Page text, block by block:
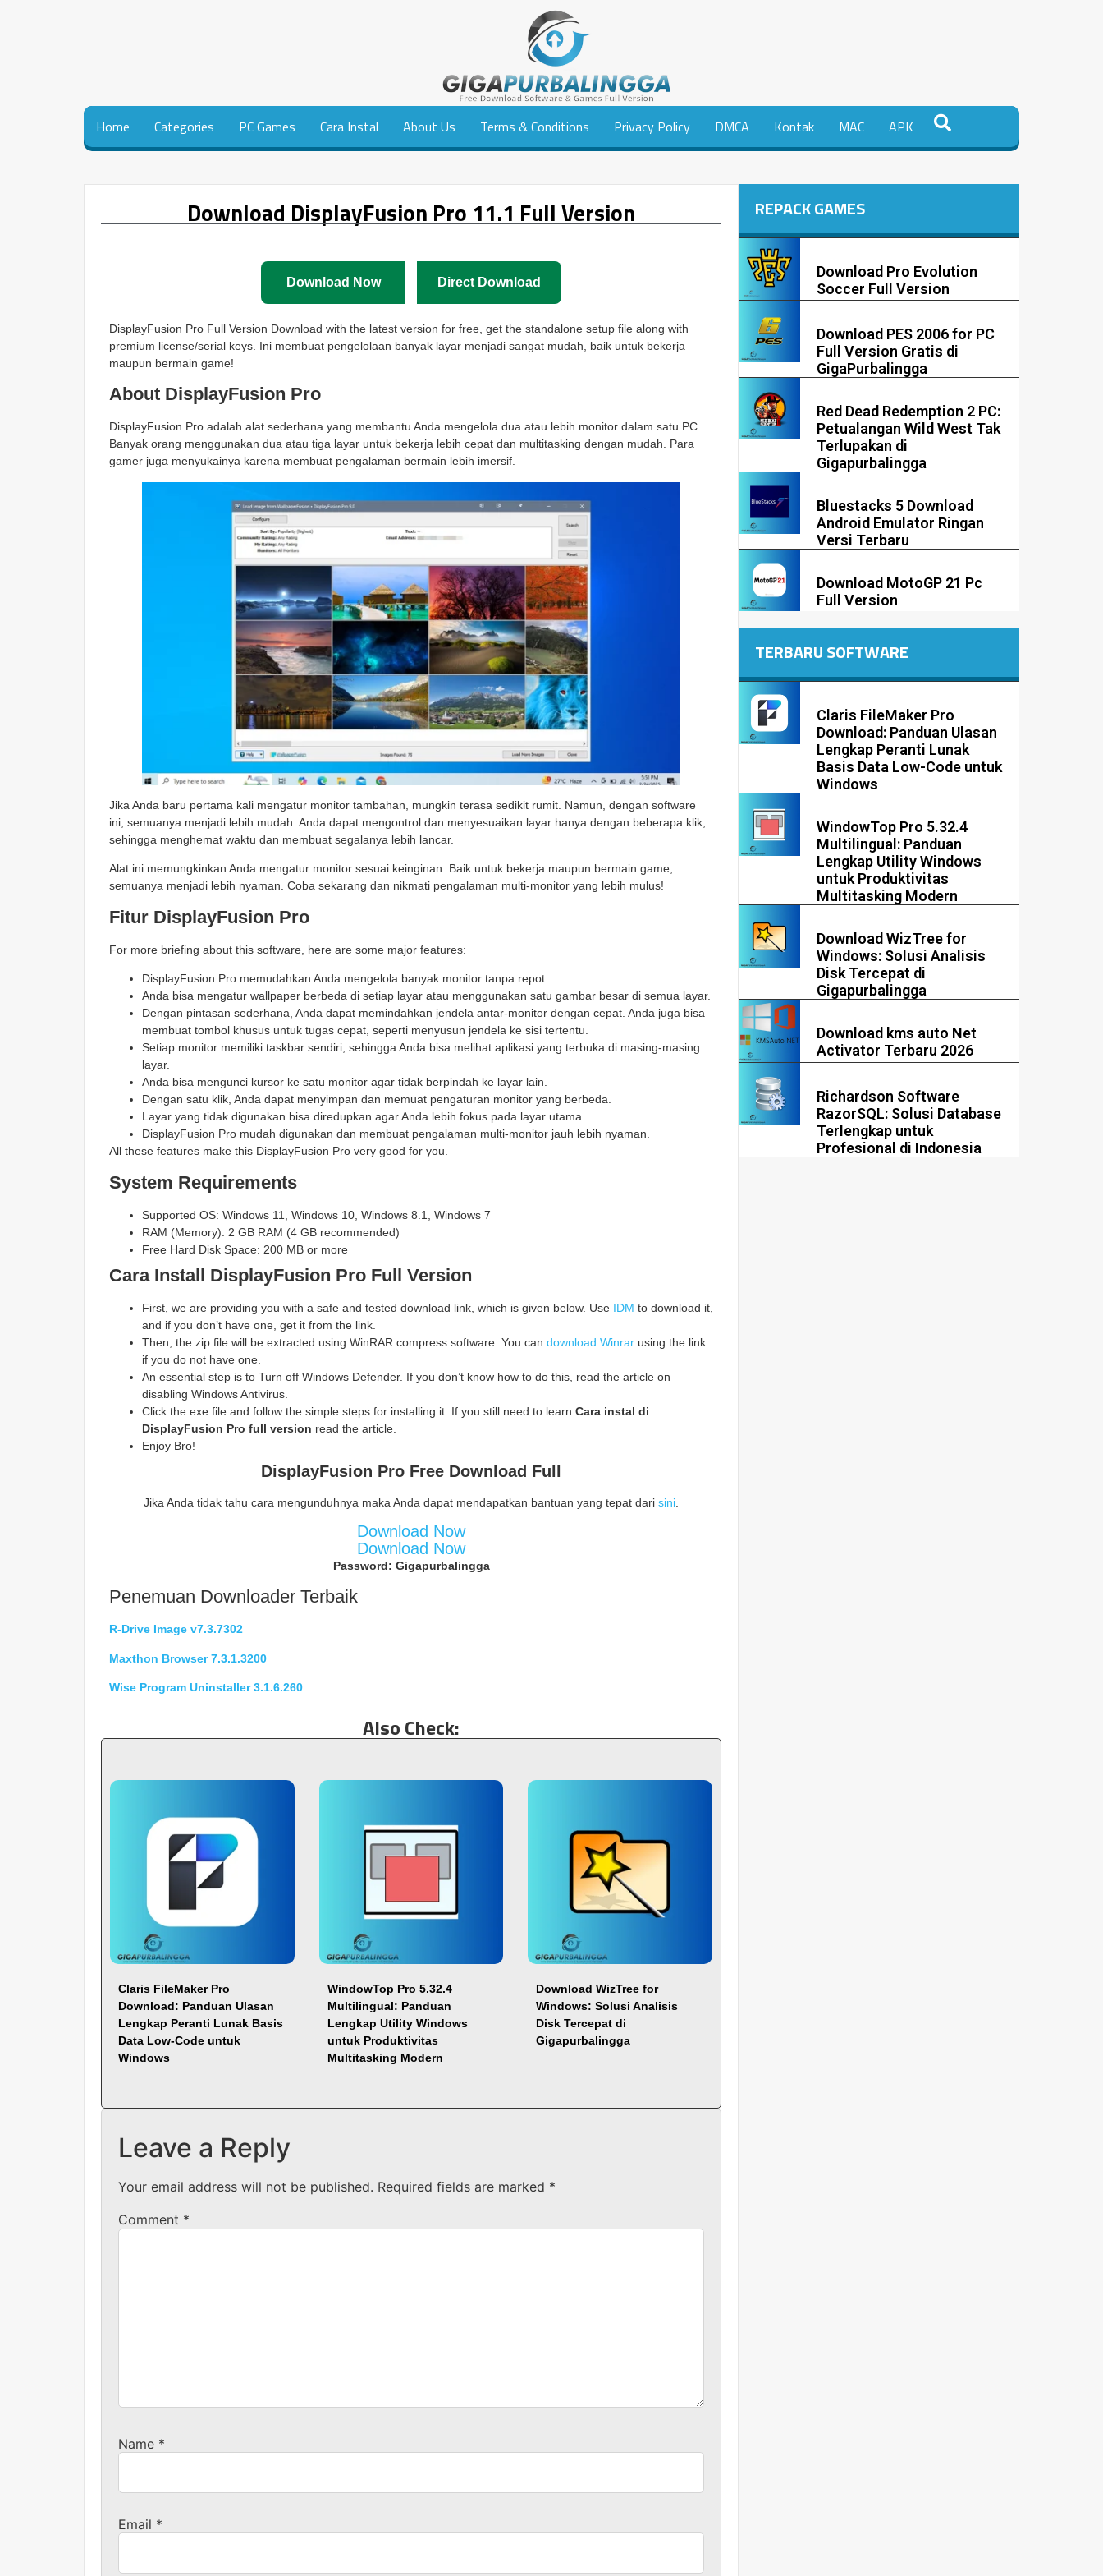
Home Categories PC Games Cara Instal About Us Terms & Conditions Privacy Policy DMCA Kontak MAC APK
Download DisplayFusion Pro 11.1 Full Version
Download Now Direct Download
DisplayFusion Pro Full Version Download with the latest version for free, get the standalone setup file along with
premium license/serial keys. Ini membuat pengelolaan banyak layar menjadi sangat mudah, baik untuk bekerja
maupun bermain game!
About DisplayFusion Pro
DisplayFusion Pro adalah alat sederhana yang membantu Anda mengelola dua atau lebih monitor dalam satu PC.
Banyak orang menggunakan dua atau tiga layar untuk bekerja lebih cepat dan multitasking dengan mudah. Para
gamer juga menyukainya karena membuat pengalaman bermain lebih imersif.
Jika Anda baru pertama kali mengatur monitor tambahan, mungkin terasa sedikit rumit. Namun, dengan software
ini, semuanya menjadi lebih mudah. Anda dapat mengontrol dan menyesuaikan layar hanya dengan beberapa klik,
sehingga menghemat waktu dan membuat segalanya lebih lancar.
Alat ini memungkinkan Anda mengatur monitor sesuai keinginan. Baik untuk bekerja maupun bermain game,
semuanya menjadi lebih nyaman. Coba sekarang dan nikmati pengalaman multi-monitor yang lebih mulus!
Fitur DisplayFusion Pro
For more briefing about this software, here are some major features:
DisplayFusion Pro memudahkan Anda mengelola banyak monitor tanpa repot.
Anda bisa mengatur wallpaper berbeda di setiap layar atau menggunakan satu gambar besar di semua layar.
Dengan pintasan sederhana, Anda dapat memindahkan jendela antar-monitor dengan cepat. Anda juga bisa
membuat tombol khusus untuk tugas cepat, seperti menyusun jendela ke sisi tertentu.
Setiap monitor memiliki taskbar sendiri, sehingga Anda bisa melihat aplikasi yang terbuka di masing-masing
layar.
Anda bisa mengunci kursor ke satu monitor agar tidak berpindah ke layar lain.
Dengan satu klik, Anda dapat menyimpan dan memuat pengaturan monitor yang berbeda.
Layar yang tidak digunakan bisa diredupkan agar Anda lebih fokus pada layar utama.
DisplayFusion Pro mudah digunakan dan membuat pengalaman multi-monitor jauh lebih nyaman.
All these features make this DisplayFusion Pro very good for you.
System Requirements
Supported OS: Windows 11, Windows 10, Windows 8.1, Windows 7
RAM (Memory): 2 GB RAM (4 GB recommended)
Free Hard Disk Space: 200 MB or more
Cara Install DisplayFusion Pro Full Version
First, we are providing you with a safe and tested download link, which is given below. Use IDM to download it,
and if you don’t have one, get it from the link.
Then, the zip file will be extracted using WinRAR compress software. You can download Winrar using the link
if you do not have one.
An essential step is to Turn off Windows Defender. If you don’t know how to do this, read the article on
disabling Windows Antivirus.
Click the exe file and follow the simple steps for installing it. If you still need to learn Cara instal di
DisplayFusion Pro full version read the article.
Enjoy Bro!
DisplayFusion Pro Free Download Full
Jika Anda tidak tahu cara mengunduhnya maka Anda dapat mendapatkan bantuan yang tepat dari sini
Download Now
Download Now
Password: Gigapurbalingga
Penemuan Downloader Terbaik
R-Drive Image v7.3.7302
Maxthon Browser7.3.1.3200
Wise Program Uninstaller 3.1.6.260
Also Check:
Claris FileMaker Pro
Download: Panduan Ulasan
Lengkap Peranti Lunak Basis
Data Low-Code untuk
Windows
WindowTop Pro 5.32.4
Multilingual: Panduan
Lengkap Utility Windows
untuk Produktivitas
Multitasking Modern
Download WizTree for
Windows: Solusi Analisis
Disk Tercepat di
Gigapurbalingga
Leave a Reply
Your email address will not be published. Required fields are marked *
Comment *
Name *
Email *
REPACK GAMES
Download Pro Evolution
Soccer Full Version
Download PES 2006 for PC
Full Version Gratis di
GigaPurbalingga
Red Dead Redemption 2 PC:
Petualangan Wild West Tak
Terlupakan di
Gigapurbalingga
Bluestacks 5 Download
Android Emulator Ringan
Versi Terbaru
Download MotoGP 21 Pc
Full Version
TERBARU SOFTWARE
Claris FileMaker Pro
Download: Panduan Ulasan
Lengkap Peranti Lunak
Basis Data Low-Code untuk
Windows
WindowTop Pro 5.32.4
Multilingual: Panduan
Lengkap Utility Windows
untuk Produktivitas
Multitasking Modern
Download WizTree for
Windows: Solusi Analisis
Disk Tercepat di
Gigapurbalingga
Download kms auto Net
Activator Terbaru 2026
Richardson Software
RazorSQL: Solusi Database
Terlengkap untuk
Profesional di Indonesia